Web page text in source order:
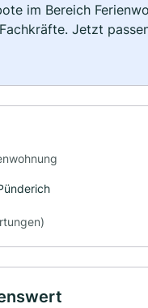
im Bereich
Jetzt